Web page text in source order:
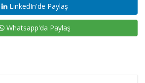
LinkedIn'de Paylaş
Whatsapp'da Paylaş